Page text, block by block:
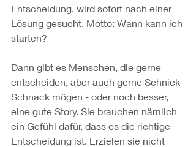
Entscheidung, wird sofort nach einer
Lösung gesucht. Motto: Wann kann ich
starten?
Dann gibt es Menschen, die gerne
entscheiden, aber auch gerne Schnick-
Schnack mögen - oder noch besser,
eine gute Story. Sie brauchen nämlich
ein Gefühl dafür, dass es die richtige
Entscheidung ist. Erzielen sie nicht